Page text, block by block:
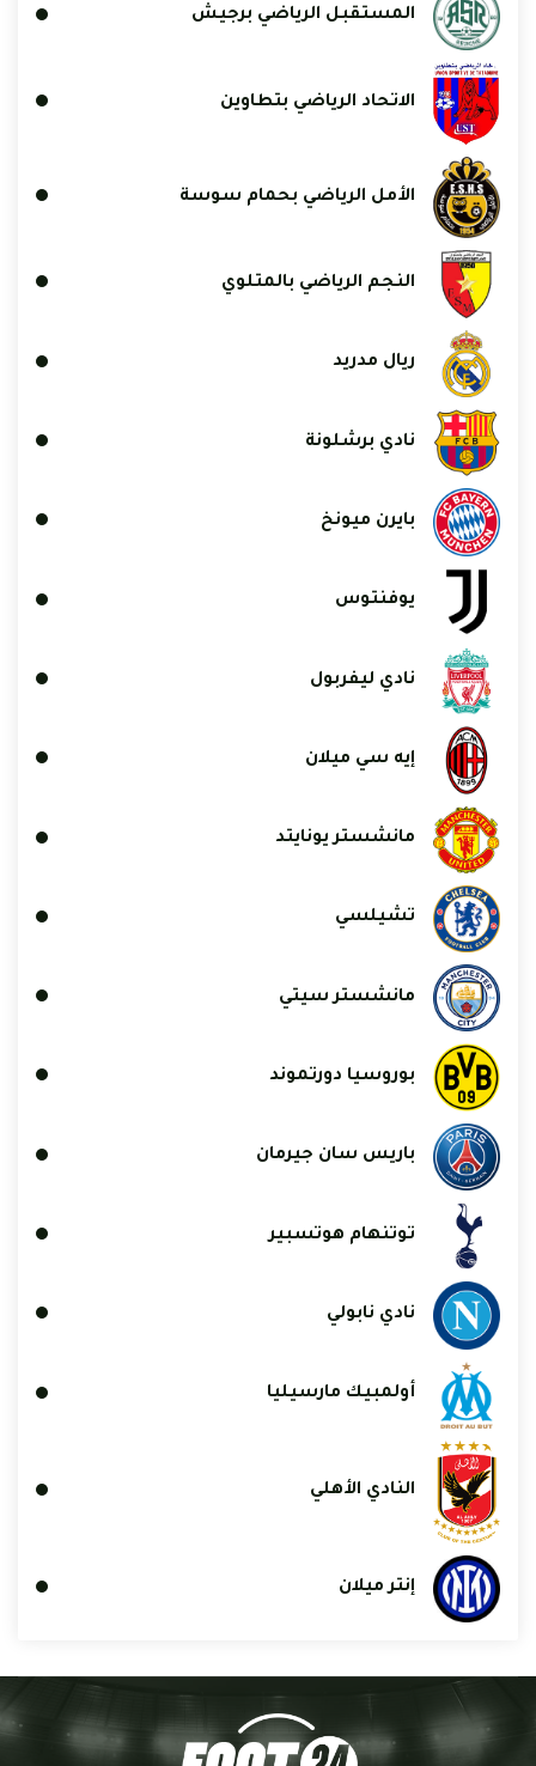
المستقبل الرياضي برجيش
الاتحاد الرياضي بتطاوين
الأمل الرياضي بحمام سوسة
النجم الرياضي بالمتلوي
ريال مدريد
نادي برشلونة
بايرن ميونخ
يوفنتوس
نادي ليفربول
إيه سي ميلان
مانشستر يونايتد
تشيلسي
مانشستر سيتي
بوروسيا دورتموند
باريس سان جيرمان
توتنهام هوتسبير
نادي نابولي
أولمبيك مارسيليا
النادي الأهلي
إنتر ميلان